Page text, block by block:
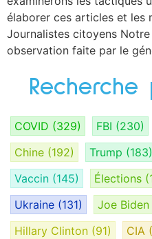
élaborer ces articles et les
Journalistes citoyens
observation faite par le
COVID (329) FBI (230)
Chine (192) Trump (183)
Vaccin (145) Élections
Ukraine (131) Joe Biden
Hillary Clinton (91) CIA